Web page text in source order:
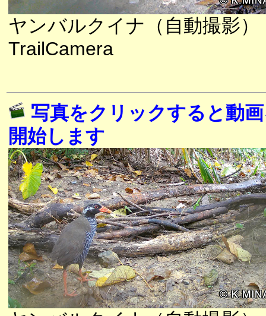
ヤンバルクイナ（自動撮影）
TrailCamera
写真をクリックすると動
開始します